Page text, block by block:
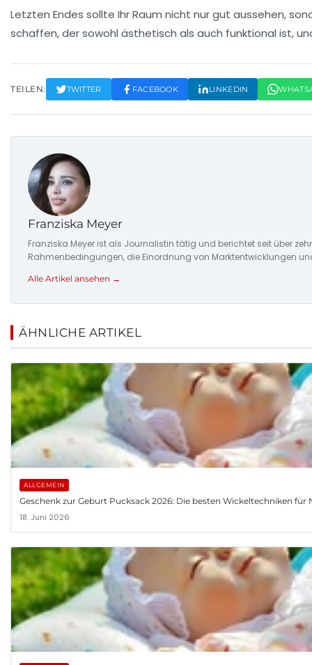
Letzten Endes sollte Ihr Raum nicht nur gut aussehen,
schaffen, der sowohl ästhetisch als auch funktional ist,
TEILEN: TWITTER FACEBOOK LINKEDIN
Franziska Meyer
Franziska Meyer ist als Journalistin tätig und berichtet seit über
Rahmenbedingungen, die Einordnung von Marktentwicklungen
Alle Artikel ansehen →
ÄHNLICHE ARTIKEL
ALLGEMEIN
Geschenk zur Geburt Pucksack 2026: Die besten Wickeltechniken für
18. Juni 2026